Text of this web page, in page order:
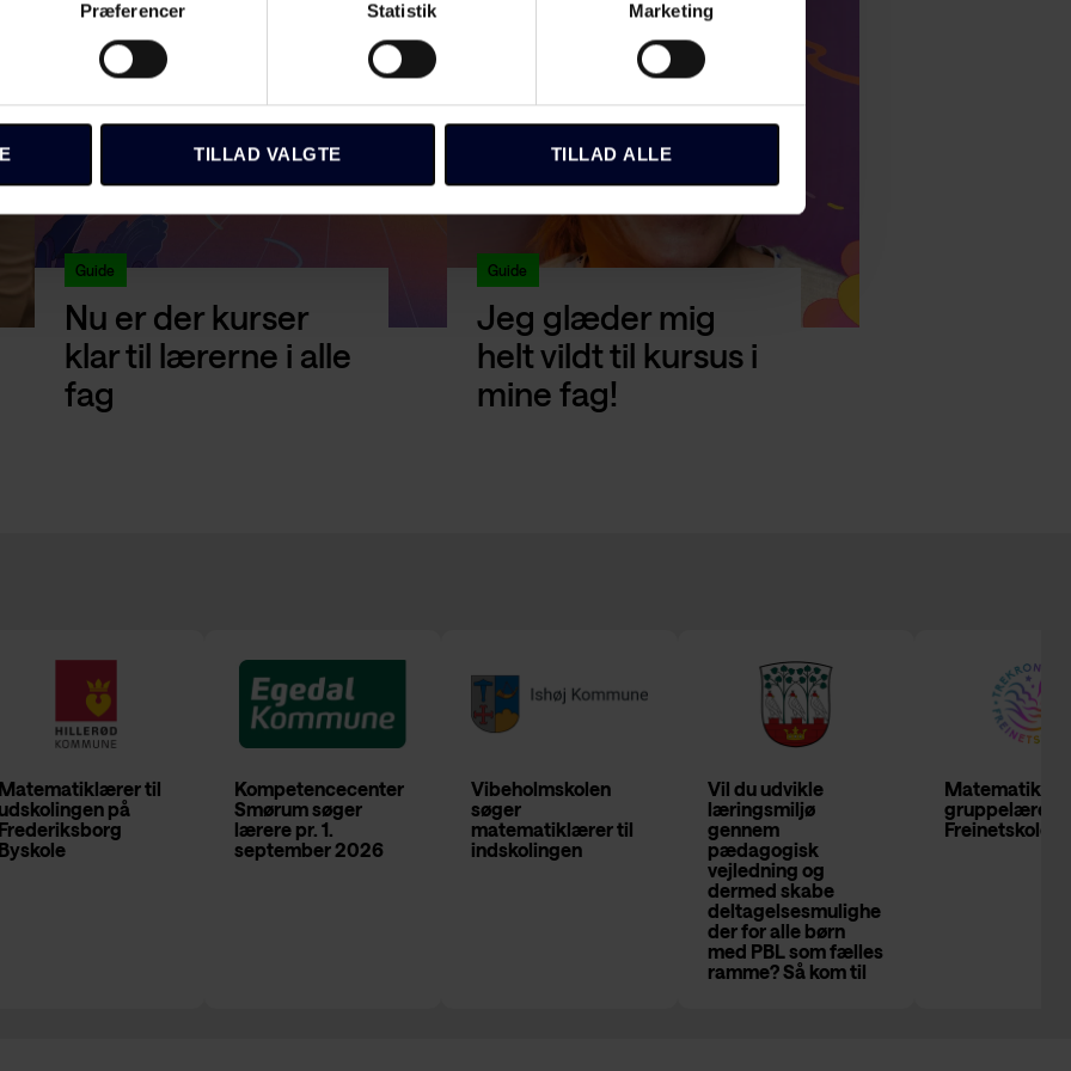
Præferencer Statistik Marketing
TILLAD VALGTE TILLAD ALLE
Guide
Nu er der kurser
klar til lærerne i alle
fag
Guide
Jeg glæder mig
helt vildt til kursus i
mine fag!
Matematiklærer til
udskolingen på
Frederiksborg
Byskole
Kompetencecenter
Smørum søger
lærere pr. 1.
september 2026
Vibeholmskolen
søger
matematiklærer til
indskolingen
Vil du udvikle
læringsmiljø
gennem
pædagogisk
vejledning og
dermed skabe
deltagelsesmulighe
der for alle børn
med PBL som fælles
ramme? Så kom til
Matematik og
gruppelærer
Freinetskolen